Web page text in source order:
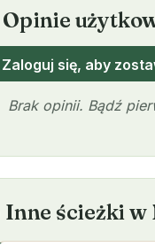
Opinie
Zaloguj się, aby
Brak opinii. Bądź
Inne ścieżki w